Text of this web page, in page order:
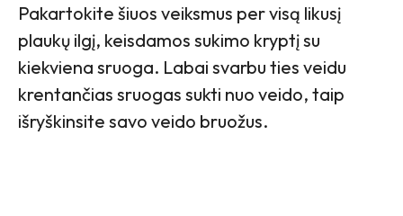
Pakartokite šiuos veiksmus per visą likusį
plaukų ilgį, keisdamos sukimo kryptį su
kiekviena sruoga. Labai svarbu ties veidu
krentančias sruogas sukti nuo veido, taip
išryškinsite savo veido bruožus.